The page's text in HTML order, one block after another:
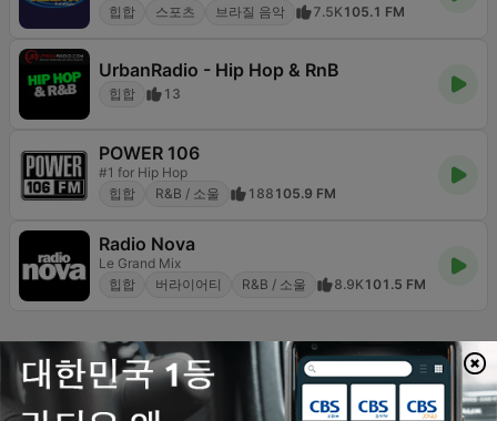
힙합
스포츠 브라질 음악 7.5K 105.1 FM
UrbanRadio - Hip Hop & RnB
힙합 13
POWER 106
#1 for Hip Hop
힙합
R&B / 소울 188 105.9 FM
Radio Nova
Le Grand Mix
힙합
버라이어티 R&B / 소울 8.9K 101.5 FM